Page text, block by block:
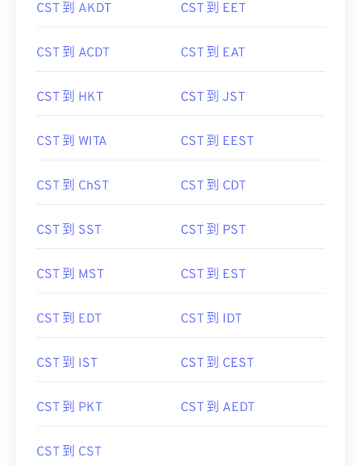
CST 到 AKDT CST 到 EET
CST 到 ACDT CST 到 EAT
CST 到 HKT CST 到 JST
CST 到 WITA CST 到 EEST
CST 到 ChST CST 到 CDT
CST 到 SST CST 到 PST
CST 到 MST CST 到 EST
CST 到 EDT CST 到 IDT
CST 到 IST CST 到 CEST
CST 到 PKT CST 到 AEDT
CST 到 CST